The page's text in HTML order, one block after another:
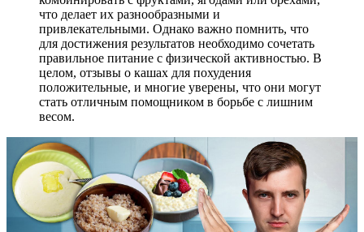
что делает их разнообразными и
привлекательными. Однако важно помнить, что
для достижения результатов необходимо сочетать
правильное питание с физической активностью. В
целом, отзывы о кашах для похудения
положительные, и многие уверены, что они могут
стать отличным помощником в борьбе с лишним
весом.